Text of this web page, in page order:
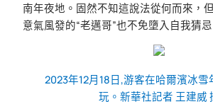
南年夜地。固然不知這說法從何而來，
意氣風發的“老邁哥”也不免墮入自我猜忌
2023年12月18日,游客在哈爾濱冰
玩。新華社記者 王建威